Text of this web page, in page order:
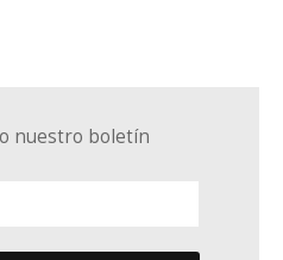
nuestro boletín